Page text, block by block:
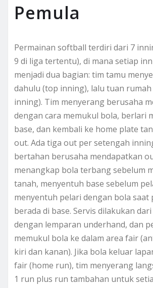
Pemula
Permainan softball terdiri dari 7
9 di liga tertentu), di mana setiap
menjadi dua bagian: tim tamu
dahulu (top inning), lalu tuan
inning). Tim menyerang berusaha
dengan cara memukul bola, berlari
base, dan kembali ke home plate
out. Ada tiga out per setengah
bertahan berusaha mendapatkan
menangkap bola terbang sebelum
tanah, menyentuh base sebelum
menyentuh pelari dengan bola saat
berada di base. Servis dilakukan
dengan lemparan underhand, dan
memukul bola ke dalam area fair
kiri dan kanan). Jika bola keluar
fair (home run), tim menyerang
1 run plus run tambahan untuk